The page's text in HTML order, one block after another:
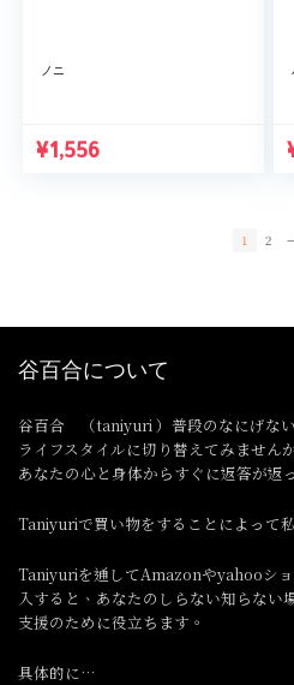
ノニ
¥1,556
1 2
谷百合について
谷百合 （taniyuri ）普段のなにげな
ライフスタイルに切り替えてみません
あなたの心と身体からすぐに返答が返
Taniyuriで買い物をすることによって
Taniyuriを通してAmazonやyahooシ
入すると、あなたのしらない知らない
支援のために役立ちます。
具体的に…